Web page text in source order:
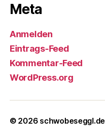
Meta
Anmelden
Eintrags-Feed
Kommentar-Feed
WordPress.org
© 2026 schwobeseggl.de